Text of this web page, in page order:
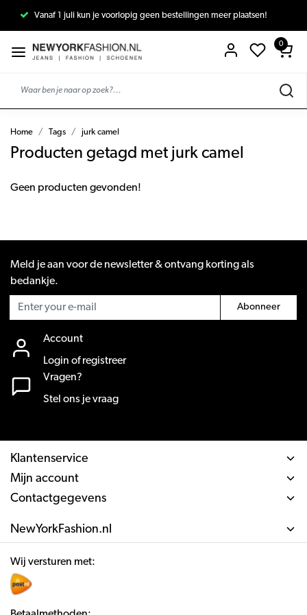
Vanaf 1 juli kun je voorlopig geen bestellingen meer plaatsen!
0
Home Tags jurk camel
Producten getagd met jurk camel
Geen producten gevonden!
Meld je aan voor de newsletter & ontvang korting als
bedankje.
Abonneer
Account
Login of registreer
Vragen?
Stel ons je vraag
Klantenservice
Mijn account
Contactgegevens
NewYorkFashion.nl
Wij versturen met: